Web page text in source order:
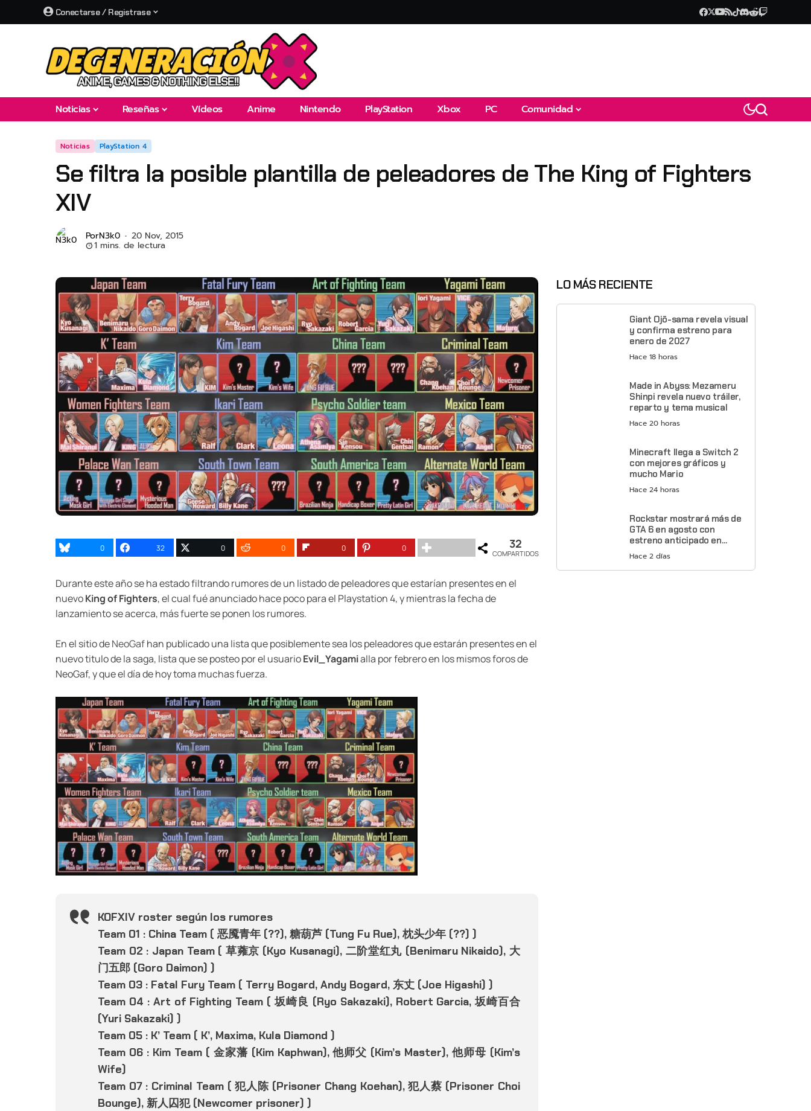
Conectarse / Registrase
Noticias Reseñas Vídeos Anime Nintendo PlayStation Xbox PC Comunidad
Noticias PlayStation 4
Se filtra la posible plantilla de peleadores de The King of Fighters
XIV
PorN3k0 20 Nov, 2015
1 mins. de lectura
0 32 0 0 0 0 32
COMPARTIDOS
Durante este año se ha estado filtrando rumores de un listado de peleadores que estarían presentes en el
nuevoKing of Fighters, el cual fué anunciado hace poco para el Playstation 4, y mientras la fecha de
lanzamiento se acerca, más fuerte se ponen los rumores.
En el sitio deNeoGafhan publicado una lista que posiblemente sea los peleadores que estarán presentes en el
nuevo titulo de la saga, lista que se posteo por el usuarioEvil_Yagamialla por febrero en los mismos foros de
NeoGaf, y que el día de hoy toma muchas fuerza.
KOFXIV roster según los rumores
Team 01 : China Team ( 恶魇青年 (??), 糖葫芦 (Tung Fu Rue), 枕头少年 (??) )
Team 02 : Japan Team ( 草蕹京 (Kyo Kusanagi), 二阶堂红丸 (Benimaru Nikaido), 大
门五郎 (Goro Daimon) )
Team 03 : Fatal Fury Team ( Terry Bogard, Andy Bogard, 东丈 (Joe Higashi) )
Team 04 : Art of Fighting Team ( 坂崎良 (Ryo Sakazaki), Robert Garcia, 坂崎百合
(Yuri Sakazaki) )
Team 05 : K’ Team ( K’, Maxima, Kula Diamond )
Team 06 : Kim Team ( 金家藩 (Kim Kaphwan), 他师父 (Kim’s Master), 他师母 (Kim’s
Wife)
Team 07 : Criminal Team ( 犯人陈 (Prisoner Chang Koehan), 犯人蔡 (Prisoner Choi
Bounge), 新人囚犯 (Newcomer prisoner) )
LO MÁS RECIENTE
Giant Ojō-sama revela visual
y confirma estreno para
enero de 2027
Hace 18 horas
Made in Abyss: Mezameru
Shinpi revela nuevo tráiler,
reparto y tema musical
Hace 20 horas
Minecraft llega a Switch 2
con mejores gráficos y
mucho Mario
Hace 24 horas
Rockstar mostrará más de
GTA 6 en agosto con
estreno anticipado en
Netflix
Hace 2 días